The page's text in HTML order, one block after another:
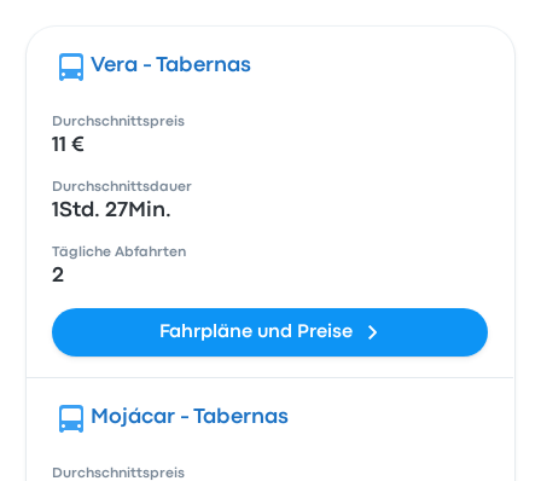
Vera - Tabernas
Durchschnittspreis
11 €
Durchschnittsdauer
1Std. 27Min.
Tägliche Abfahrten
2
Fahrpläne und Preise
Mojácar - Tabernas
Durchschnittspreis